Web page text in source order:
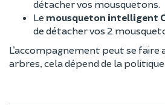
détacher vos mousquetons.
Le mousqueton intelligent
de détacher vos 2
L’accompagnement peut se faire
arbres, cela dépend de la politique